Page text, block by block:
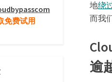
地绕
而我
逾
免费试用